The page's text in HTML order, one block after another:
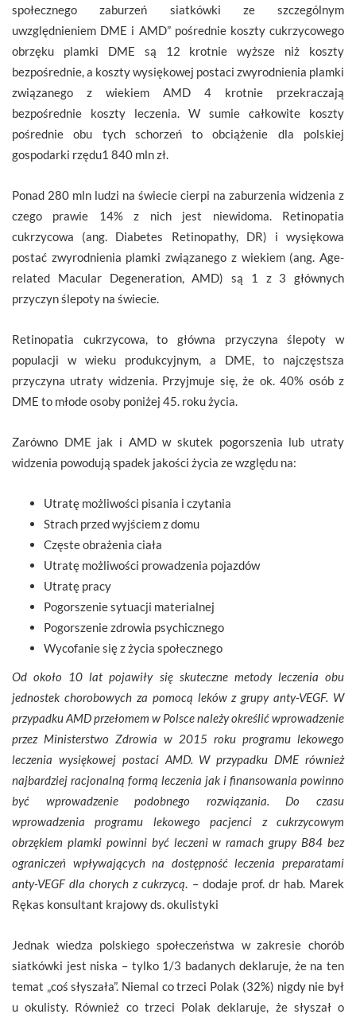
społecznego zaburzeń siatkówki ze szczególnym
uwzględnieniem DME i AMD” pośrednie koszty cukrzycowego
obrzęku plamki DME są 12 krotnie wyższe niż koszty
bezpośrednie, a koszty wysiękowej postaci zwyrodnienia plamki
związanego z wiekiem AMD 4 krotnie przekraczają
bezpośrednie koszty leczenia. W sumie całkowite koszty
pośrednie obu tych schorzeń to obciążenie dla polskiej
gospodarki rzędu1 840 mln zł.
Ponad 280 mln ludzi na świecie cierpi na zaburzenia widzenia z
czego prawie 14% z nich jest niewidoma. Retinopatia
cukrzycowa (ang. Diabetes Retinopathy, DR) i wysiękowa
postać zwyrodnienia plamki związanego z wiekiem (ang. Age-
related Macular Degeneration, AMD) są 1 z 3 głównych
przyczyn ślepoty na świecie.
Retinopatia cukrzycowa, to główna przyczyna ślepoty w
populacji w wieku produkcyjnym, a DME, to najczęstsza
przyczyna utraty widzenia. Przyjmuje się, że ok. 40% osób z
DME to młode osoby poniżej 45. roku życia.
Zarówno DME jak i AMD w skutek pogorszenia lub utraty
widzenia powodują spadek jakości życia ze względu na:
Utratę możliwości pisania i czytania
Strach przed wyjściem z domu
Częste obrażenia ciała
Utratę możliwości prowadzenia pojazdów
Utratę pracy
Pogorszenie sytuacji materialnej
Pogorszenie zdrowia psychicznego
Wycofanie się z życia społecznego
Od około 10 lat pojawiły się skuteczne metody leczenia obu
jednostek chorobowych za pomocą leków z grupy anty-VEGF. W
przypadku AMD przełomem w Polsce należy określić wprowadzenie
przez Ministerstwo Zdrowia w 2015 roku programu lekowego
leczenia wysiękowej postaci AMD. W przypadku DME również
najbardziej racjonalną formą leczenia jak i finansowania powinno
być wprowadzenie podobnego rozwiązania. Do czasu
wprowadzenia programu lekowego pacjenci z cukrzycowym
obrzękiem plamki powinni być leczeni w ramach grupy B84 bez
ograniczeń wpływających na dostępność leczenia preparatami
anty-VEGF dla chorych z cukrzycą . – dodaje prof. dr hab. Marek
Rękas konsultant krajowy ds. okulistyki
Jednak wiedza polskiego społeczeństwa w zakresie chorób
siatkówki jest niska – tylko 1/3 badanych deklaruje, że na ten
temat „coś słyszała”. Niemal co trzeci Polak (32%) nigdy nie był
u okulisty. Również co trzeci Polak deklaruje, że słyszał o